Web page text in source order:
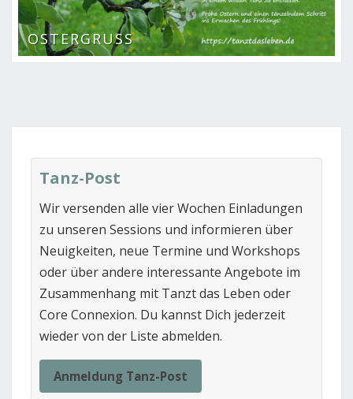
OSTERGRUSS
Tanz-Post
Wir versenden alle vier Wochen Einladungen
zu unseren Sessions und informieren über
Neuigkeiten, neue Termine und Workshops
oder über andere interessante Angebote im
Zusammenhang mit Tanzt das Leben oder
Core Connexion. Du kannst Dich jederzeit
wieder von der Liste abmelden.
Anmeldung Tanz-Post